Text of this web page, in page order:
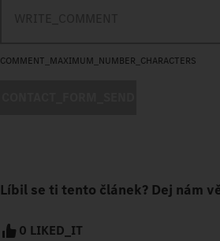
COMMENT_MAXIMUM_NUMBER_CHARACTERS
Líbil se ti tento článek? Dej nám
0 LIKED_IT